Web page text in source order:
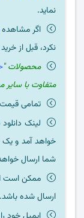
نماید.
اگر مشاهده
نکرد، قبل از
محصولات "
متفاوت با
تمامی
لینک
خواهد آمد و یک
شما ارسال
ارسال شده باشد.